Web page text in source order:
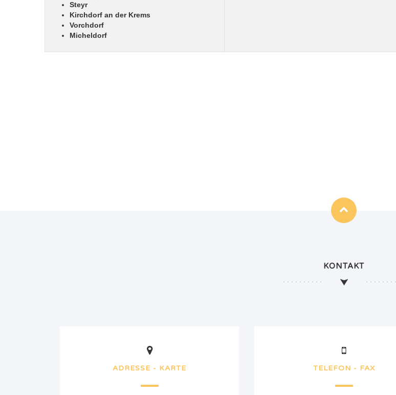
Steyr
Kirchdorf an der Krems
Vorchdorf
Micheldorf
KONTAKT
ADRESSE - KARTE TELEFON - FAX